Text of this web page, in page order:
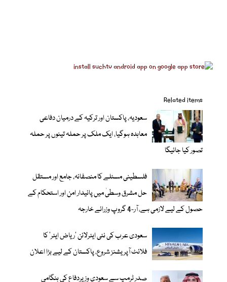
Related items
سعودیہ، پاکستان اور ترکیہ کے درمیان دفاعی
معاہدہ ہوگیا، ایک ملک پر حملہ تینوں پر حملہ
تصور کیا جائیگا
فلسطینی مسئلے کا منصفانہ، جامع اور مستقل
حل مشرق وسطیٰ میں پائیدار امن اور استحکام کے
حصول کے لیے لازمی ہے، آر-4 گروپ وزرائے خارجہ
سعودی عرب کی نئی ایئرلائن ‘ریاض ایئر’ کا
فلائٹ آپریشنز شروع، پاکستان کے لیے بڑا اعلان
صدر ٹرمپ سے سعودی وزیرِدفاع کی ہنگامی